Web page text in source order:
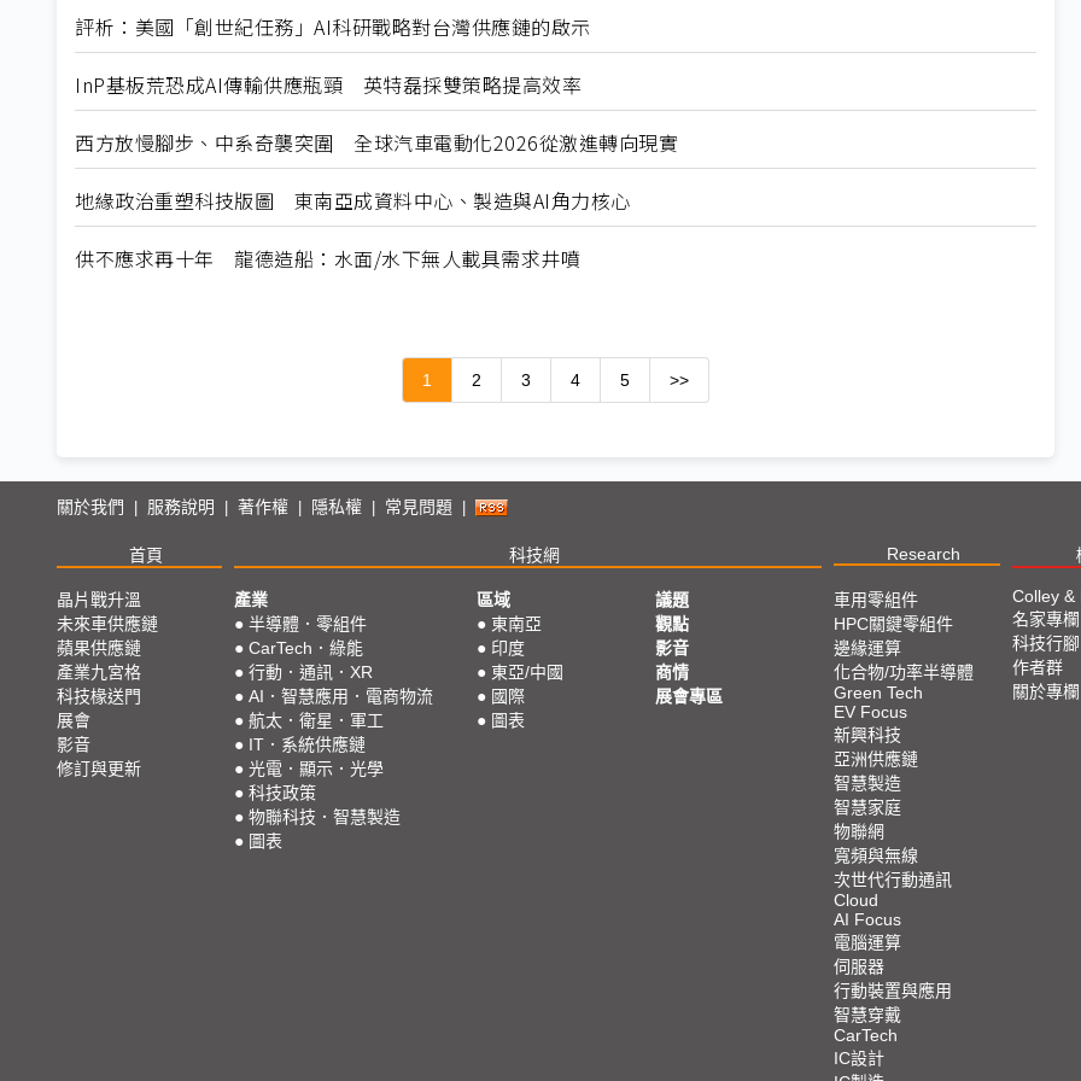
評析：美國「創世紀任務」AI科研戰略對台灣供應鏈的啟示
InP基板荒恐成AI傳輸供應瓶頸 英特磊採雙策略提高效率
西方放慢腳步、中系奇襲突圍 全球汽車電動化2026從激進轉向現實
地緣政治重塑科技版圖 東南亞成資料中心、製造與AI角力核心
供不應求再十年 龍德造船：水面/水下無人載具需求井噴
1 2 3 4 5 >>
關於我們 | 服務說明 | 著作權 | 隱私權 | 常見問題 |
首頁 科技網 Research
晶片戰升溫
未來車供應鏈
蘋果供應鏈
產業九宮格
科技椽送門
展會
影音
修訂與更新
產業
● 半導體．零組件
● CarTech．綠能
● 行動．通訊．XR
● AI．智慧應用．電商物流
● 航太．衛星．軍工
● IT．系統供應鏈
● 光電．顯示．光學
● 科技政策
● 物聯科技．智慧製造
● 圖表
區域
● 東南亞
● 印度
● 東亞/中國
● 國際
● 圖表
議題
觀點
影音
商情
展會專區
車用零組件
HPC關鍵零組件
邊緣運算
化合物/功率半導體
Green Tech
EV Focus
新興科技
亞洲供應鏈
智慧製造
智慧家庭
物聯網
寬頻與無線
次世代行動通訊
Cloud
AI Focus
電腦運算
伺服器
行動裝置與應用
智慧穿戴
CarTech
IC設計
Colley &
名家專欄
科技行腳
作者群
關於專欄